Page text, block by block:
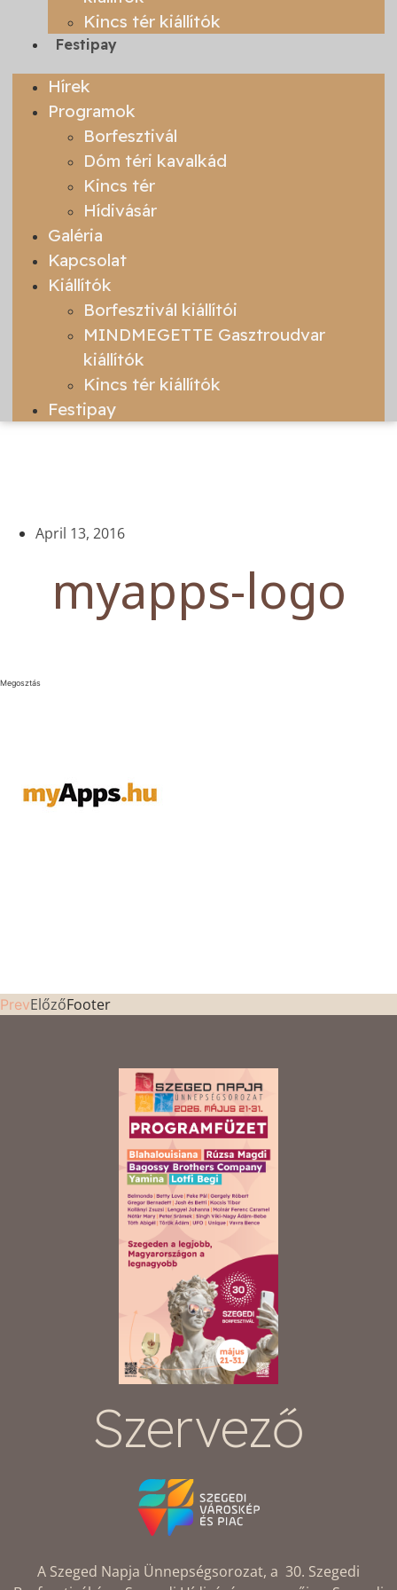
Kincs tér kiállítók
Festipay
Hírek
Programok
Borfesztivál
Dóm téri kavalkád
Kincs tér
Hídivásár
Galéria
Kapcsolat
Kiállítók
Borfesztivál kiállítói
MINDMEGETTE Gasztroudvar
kiállítók
Kincs tér kiállítók
Festipay
April 13, 2016
myapps-logo
Megosztás
PrevElőzőFooter
Szervező
A Szeged Napja Ünnepségsorozat, a 30. Szegedi